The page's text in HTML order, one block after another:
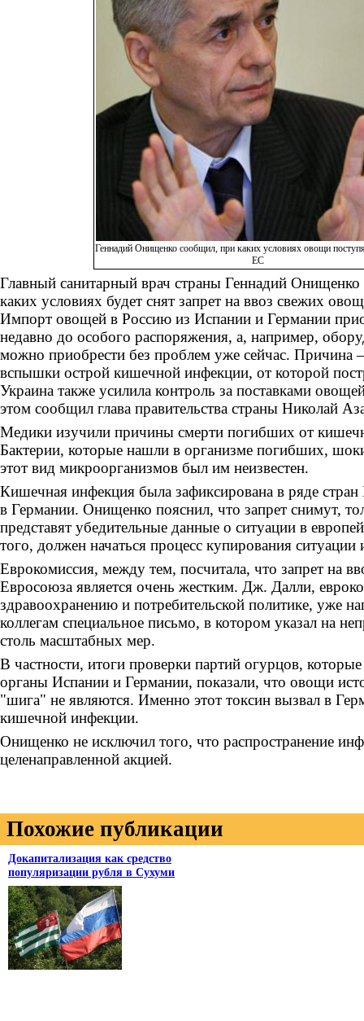
Геннадий Онищенко сообщил, при каких условиях овощи
ЕС
Главный санитарный врач страны Геннадий Онищенко
каких условиях будет снят запрет на ввоз свежих
Импорт овощей в Россию из Испании и Германии
недавно до особого распоряжения, а, например,
можно приобрести без проблем уже сейчас. Причина
вспышки острой кишечной инфекции, от которой
Украина также усилила контроль за поставками
этом сообщил глава правительства страны Николай
Медики изучили причины смерти погибших от
Бактерии, которые нашли в организме погибших,
этот вид микроорганизмов был им неизвестен.
Кишечная инфекция была зафиксирована в ряде
в Германии. Онищенко пояснил, что запрет снимут,
представят убедительные данные о ситуации в
того, должен начаться процесс купирования ситуации
Еврокомиссия, между тем, посчитала, что запрет на
Евросоюза является очень жестким. Дж. Далли,
здравоохранению и потребительской политике, уже
коллегам специальное письмо, в котором указал на
столь масштабных мер.
В частности, итоги проверки партий огурцов,
органы Испании и Германии, показали, что овощи
"шига" не являются. Именно этот токсин вызвал в
кишечной инфекции.
Онищенко не исключил того, что распространение
целенаправленной акцией.
Похожие публикации
Докапитализация как средство
популяризации рубля в Сухуми